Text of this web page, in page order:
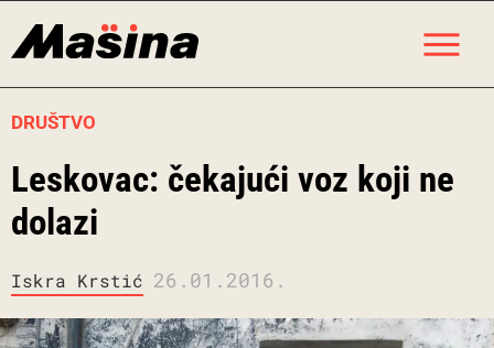
DRUŠTVO
Leskovac: čekajući voz koji ne
dolazi
Iskra Krstić 26.01.2016.